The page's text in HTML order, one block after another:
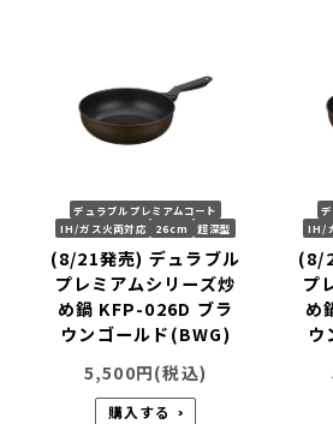
デュラブルプレミアムコート
IH/ガス火両対応
26cm 超深型
(8/21発売) デュラブル
プレミアムシリーズ炒
め鍋 KFP-026D ブラ
ウンゴールド(BWG)
5,500円(税込)
購入する
IH/
(8/
プ
め
ウ